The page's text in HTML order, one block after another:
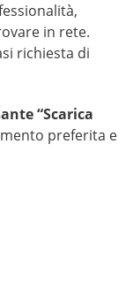
in rete.
richiesta di
“Scarica
preferita e